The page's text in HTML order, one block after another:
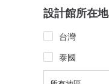
設計館所在地
台灣
泰國